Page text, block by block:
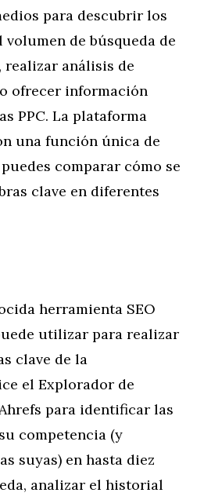
para descubrir los
volumen de búsqueda de
realizar análisis de
ofrecer información
PPC. La plataforma
una función única de
comparar cómo se
clave en diferentes
herramienta SEO
utilizar para realizar
clave de la
el Explorador de
para identificar las
competencia (y
suyas) en hasta diez
analizar el historial